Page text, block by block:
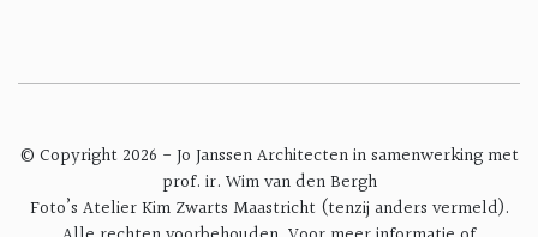
© Copyright 2026 - Jo Janssen Architecten in samenwerking met
prof. ir. Wim van den Bergh
Foto’s Atelier Kim Zwarts Maastricht (tenzij anders vermeld).